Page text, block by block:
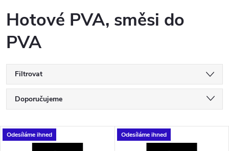
Hotové PVA, směsi do
PVA
Filtrovat
Ř
a
Doporučujeme
Nejdražší
V
Odesíláme ihned Odesíláme ihned